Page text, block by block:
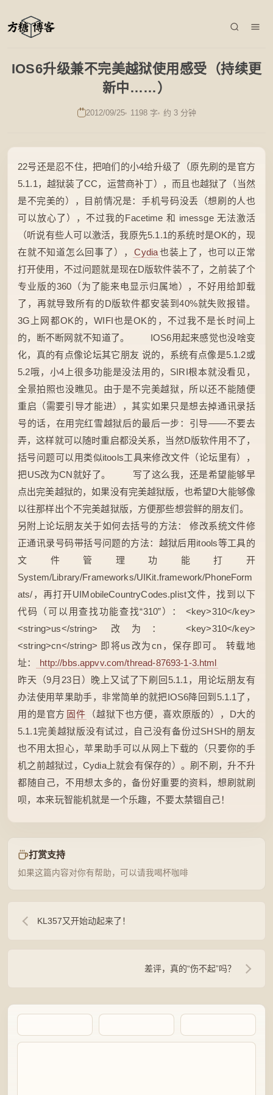
IOS6升级兼不完美越狱使用感受（持续更
新中……）
2012/09/25 1198 字 约 3 分钟
22号还是忍不住，把咱们的小4给升级了（原先刷的是官方
5.1.1，越狱装了CC，运营商补丁），而且也越狱了（当然
是不完美的），目前情况是：手机号码没丢（想刷的人也
可以放心了），不过我的Facetime 和 imessge 无法激活
（听说有些人可以激活，我原先5.1.1的系统时是OK的，现
在就不知道怎么回事了），
Cydia也装上了，也可以正常
打开使用，不过问题就是现在D版软件装不了，之前装了个
专业版的360（为了能来电显示归属地），不好用给卸载
了，再就导致所有的D版软件都安装到40%就失败报错。
3G上网都OK的，WIFI也是OK的，不过我不是长时间上
的，断不断网就不知道了。 IOS6用起来感觉也没啥变
化，真的有点像论坛其它朋友 说的，系统有点像是5.1.2或
5.2哦，小4上很多功能是没法用的，SIRI根本就没看见，
全景拍照也没瞧见。由于是不完美越狱，所以还不能随便
重启（需要引导才能进），其实如果只是想去掉通讯录括
号的话，在用完红雪越狱后的最后一步：引导——不要去
弄，这样就可以随时重启都没关系，当然D版软件用不了，
括号问题可以用类似itools工具来修改文件（论坛里有），
把US改为CN就好了。 写了这么我，还是希望能够早
点出完美越狱的，如果没有完美越狱版，也希望D大能够像
以往那样出个不完美越狱版，方便那些想尝鲜的朋友们。
另附上论坛朋友关于如何去括号的方法： 修改系统文件修
正通讯录号码带括号问题的方法：越狱后用itools等工具的
文件管理功能打开
System/Library/Frameworks/UIKit.framework/PhoneForm
ats/，再打开UIMobileCountryCodes.plist文件，找到以下
代码（可以用查找功能查找“310”）： <key>310</key>
<string>us</string> 改为： <key>310</key>
<string>cn</string> 即将us改为cn，保存即可。 转载地
址：
http://bbs.appvv.com/thread-87693-1-3.html
昨天（9月23日）晚上又试了下刷回5.1.1，用论坛朋友有
办法使用苹果助手，非常简单的就把IOS6降回到5.1.1了，
用的是官方 固件
（越狱下也方便，喜欢原版的），D大的
5.1.1完美越狱版没有试过，自己没有备份过SHSH的朋友
也不用太担心，苹果助手可以从网上下载的（只要你的手
机之前越狱过，Cydia上就会有保存的）。刷不刷，升不升
都随自己，不用想太多的，备份好重要的资料，想刷就刷
呗，本来玩智能机就是一个乐趣，不要太禁锢自己！
打赏支持
如果这篇内容对你有帮助，可以请我喝杯咖啡
KL357又开始动起来了！
差评，真的“伤不起”吗？